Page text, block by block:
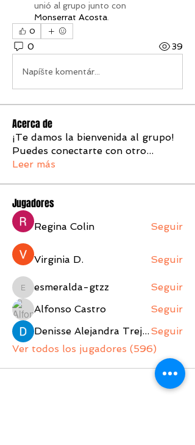
unió al grupo junto con
Monserrat Acosta
0
0 39
Napíšte komentár...
Acerca de
¡Te damos la bienvenida al grupo!
Puedes conectarte con otro...
Leer más
Jugadores
Regina Colin Seguir
Virginia D. Seguir
esmeralda-gtzz
esmeralda-gtzz
Seguir
Alfonso Castro
Seguir
Denisse Alejandra Trejo Lopez Seguir
Ver todos los jugadores (596)